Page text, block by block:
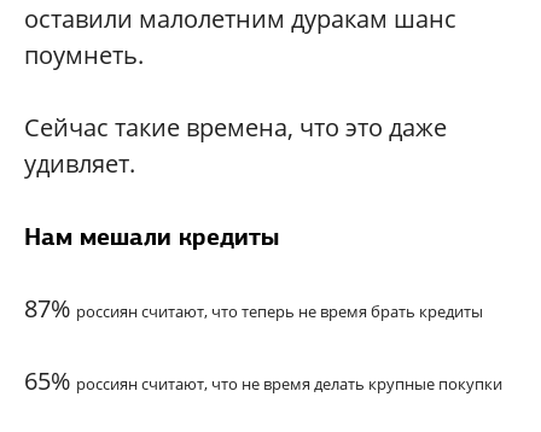
оставили малолетним дуракам шанс
поумнеть.
Сейчас такие времена, что это даже
удивляет.
Нам мешали кредиты
87% россиян считают, что теперь не время брать кредиты
65% россиян считают, что не время делать крупные покупки